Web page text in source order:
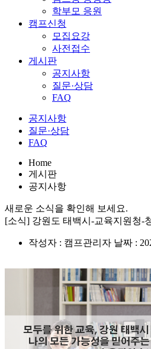
학부모 응원
캠프신청
모집요강
사전접수
게시판
공지사항
질문·상담
FAQ
공지사항
질문·상담
FAQ
Home
게시판
공지사항
새로운 소식을 확인해 보세요.
[소식] 강원도 태백시-교육지원청-
작성자 : 캠프관리자 날짜 :